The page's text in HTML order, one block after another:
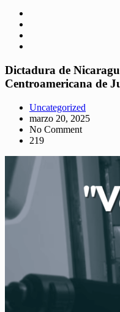
Dictadura de
Centroamericana de
Uncategorized
marzo 20, 2025
No Comment
219